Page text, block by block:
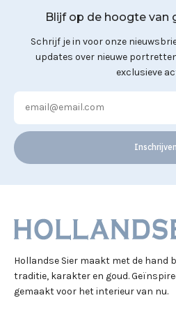
Blijf op de hoogte van
Schrijf je in voor onze
updates over nieuwe
exclusieve
Inschrijven
Hollandse Sier maakt met de hand
traditie, karakter en goud.
gemaakt voor het interieur van nu.